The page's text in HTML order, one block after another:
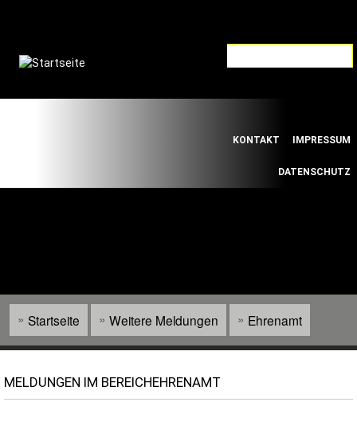
KONTAKT IMPRESSUM
DATENSCHUTZ
Pfadnavigation
Startseite Weitere Meldungen Ehrenamt
MELDUNGEN IM BEREICHEHRENAMT